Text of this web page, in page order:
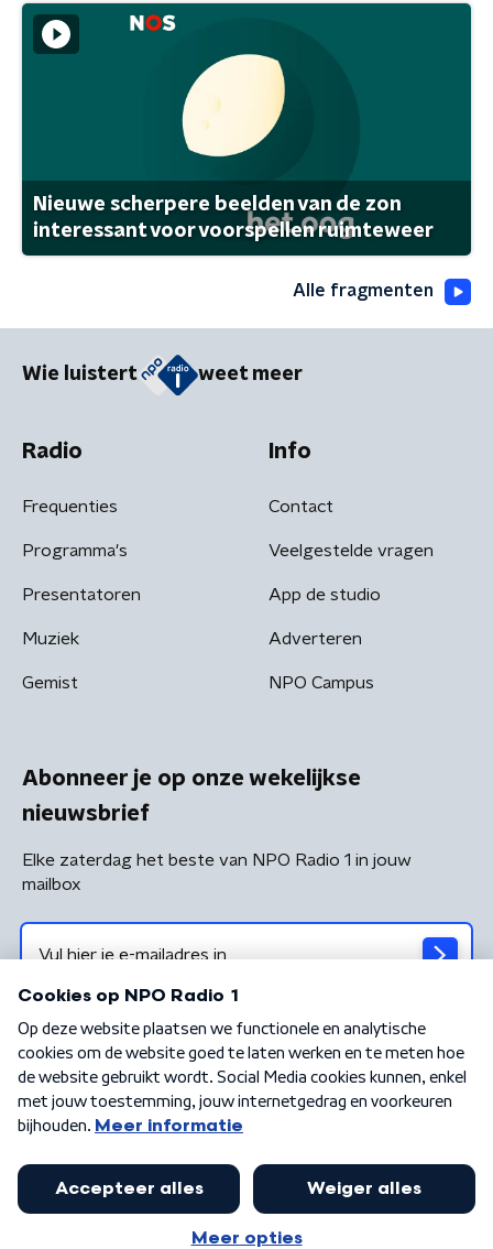
Nieuwe scherpere beelden van de zon
interessant voor voorspellen ruimteweer
Alle fragmenten
Wie luistert weet meer
Radio
Frequenties
Programma's
Presentatoren
Muziek
Gemist
Info
Contact
Veelgestelde vragen
App de studio
Adverteren
NPO Campus
Abonneer je op onze wekelijkse
nieuwsbrief
Elke zaterdag het beste van NPO Radio 1 in jouw
mailbox
Algemene voorwaarden